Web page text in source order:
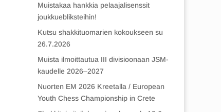
Muistakaa hankkia pelaajalisenssit
joukkuebliksteihin!
Kutsu shakkituomarien kokoukseen su
26.7.2026
Muista ilmoittautua III divisioonaan JSM-
kaudelle 2026–2027
Nuorten EM 2026 Kreetalla / European
Youth Chess Championship in Crete